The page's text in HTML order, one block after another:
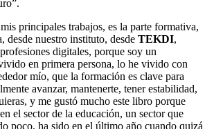
principales trabajos, es la parte formativa,
desde nuestro instituto, desde TEKDI,
digitales, porque soy un
en primera persona, lo he vivido con
mío, que la formación es clave para
avanzar, mantenerte, tener estabilidad,
y me gustó mucho este libro porque
el sector de la educación, un sector que
poco, ha sido en el último año cuando quizá